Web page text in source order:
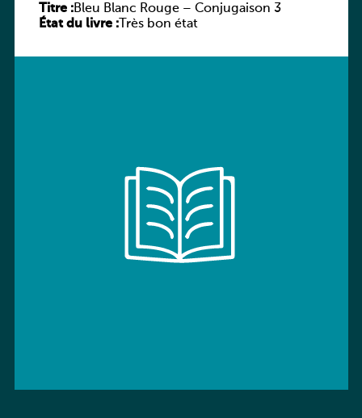
Titre :Bleu Blanc Rouge – Conjugaison 3
État du livre :Très bon état